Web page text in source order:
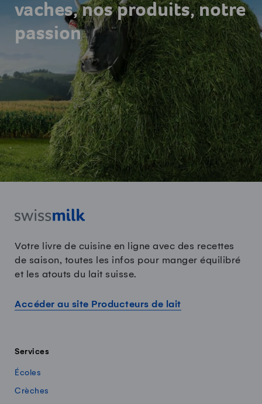
vaches, nos produits, notre
passion
Votre livre de cuisine en ligne avec des recettes
de saison, toutes les infos pour manger équilibré
et les atouts du lait suisse.
Accéder au site Producteurs de lait
Services
Écoles
Crèches